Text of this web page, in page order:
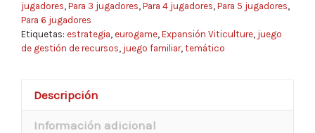
jugadores, Para 3 jugadores, Para 4 jugadores, Para 5 jugadores,
Para 6 jugadores
Etiquetas: estrategia, eurogame, Expansión Viticulture, juego
de gestión de recursos, juego familiar, temático
Descripción
Información adicional